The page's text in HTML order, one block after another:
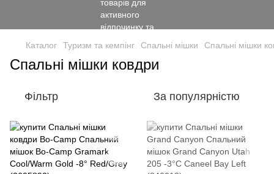
Каталог Туризм та кемпінг Спальні мішки Спальні мішки
Спальні мішки ковдри
Фільтр За популярністю